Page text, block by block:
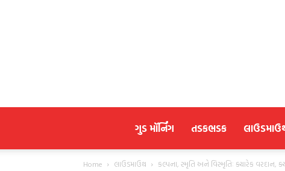
ગુડ મૉર્નિંગ તડકભડક
Home લાઉડમાઉથ કલ્પના, સ્મૃતિ અને વિસ્મૃતિઃ ક્યારેક વરદાન,